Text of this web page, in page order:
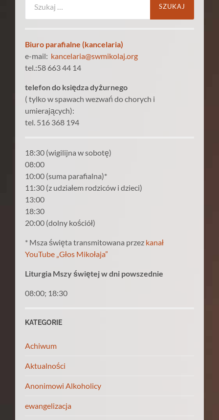
Biuro parafialne (kancelaria)
e-mail: kancelaria@swmikolaj.org
tel.:58 663 44 14
telefon do księdza dyżurnego
( tylko w spawach wezwań do chorych i
umierających):
tel. 516 368 194
18:30 (wigilijna w sobotę)
08:00
10:00 (suma parafialna)*
11:30 (z udziałem rodziców i dzieci)
13:00
18:30
20:00 (dolny kościół)
* Msza święta transmitowana przez kanał
YouTube „Głos Mikołaja”
Liturgia Mszy świętej w dni powszednie
08:00; 18:30
KATEGORIE
Achiwum
Aktualności
Anonimowi Alkoholicy
ewangelizacja